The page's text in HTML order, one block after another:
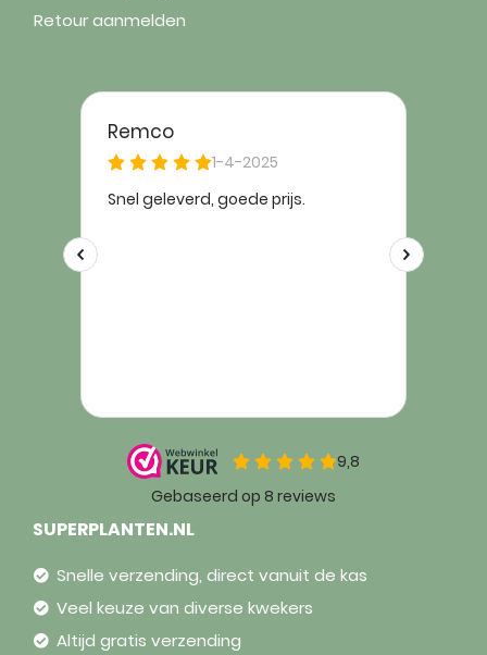
Retour aanmelden
SUPERPLANTEN.NL
Snelle verzending, direct vanuit de kas
Veel keuze van diverse kwekers
Altijd gratis verzending